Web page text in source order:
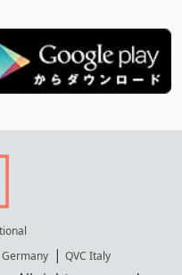
Germany QVC Italy